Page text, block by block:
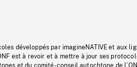
développés par imagineNATIVE et aux
est à revoir et à mettre à jour ses
et du comité-conseil autochtone de